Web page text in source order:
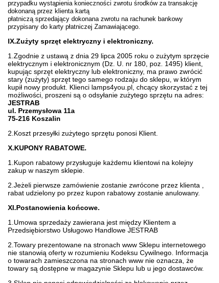
przypadku wystąpienia konieczności zwrotu środków za transakcję
dokonaną przez klienta kartą
płatniczą sprzedający dokonana zwrotu na rachunek bankowy
przypisany do karty płatniczej Zamawiającego.
IX.Zużyty sprzęt elektryczny i elektroniczny.
1.Zgodnie z ustawą z dnia 29 lipca 2005 roku o zużytym sprzęcie
elektrycznym i elektronicznym (Dz. U. nr 180, poz. 1495) klient,
kupując sprzęt elektryczny lub elektroniczny, ma prawo zwrócić
stary (zużyty) sprzęt tego samego rodzaju do sklepu, w którym
kupił nowy produkt. Klienci lamps4you.pl, chcący skorzystać z tej
możliwości, proszeni są o odsyłanie zużytego sprzętu na adres:
JESTRAB
ul. Przemysłowa 11a
75-216 Koszalin
2.Koszt przesyłki zużytego sprzętu ponosi Klient.
X.KUPONY RABATOWE.
1.Kupon rabatowy przysługuje każdemu klientowi na kolejny
zakup w naszym sklepie.
2.Jeżeli pierwsze zamówienie zostanie zwrócone przez klienta ,
rabat udzielony po przez kupon rabatowy zostanie anulowany.
XI.Postanowienia końcowe.
1.Umowa sprzedaży zawierana jest między Klientem a
Przedsiębiorstwo Usługowo Handlowe JESTRAB
2.Towary prezentowane na stronach www Sklepu internetowego
nie stanowią oferty w rozumieniu Kodeksu Cywilnego. Informacja
o towarach zamieszczona na stronach www nie oznacza, że
towary są dostępne w magazynie Sklepu lub u jego dostawców.